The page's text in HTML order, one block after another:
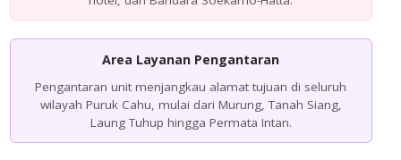
Area Layanan Pengantaran
Pengantaran unit menjangkau alamat tujuan di seluruh
wilayah Puruk Cahu, mulai dari Murung, Tanah Siang,
Laung Tuhup hingga Permata Intan.